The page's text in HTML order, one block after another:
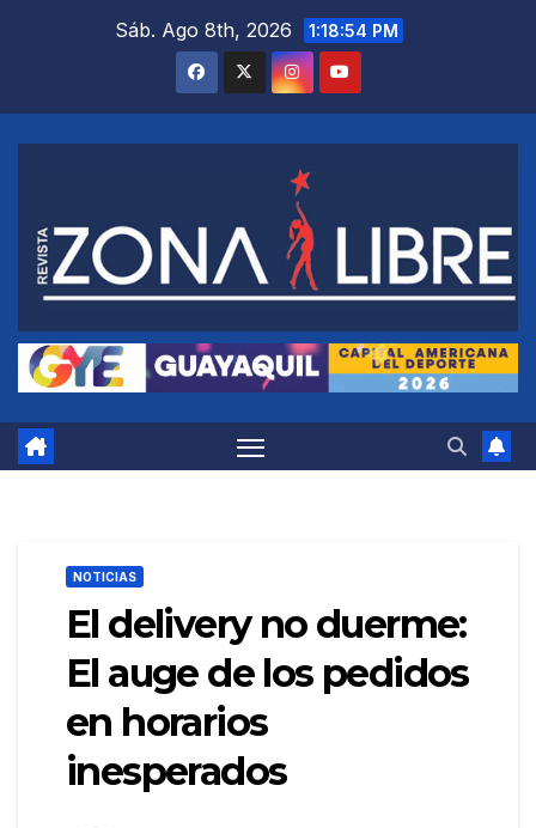
Sáb. Ago 8th, 2026 1:18:55 PM
NOTICIAS
El delivery no duerme:
El auge de los pedidos
en horarios
inesperados